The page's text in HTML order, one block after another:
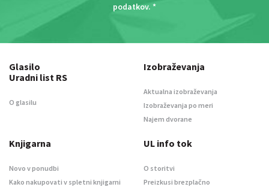
podatkov. *
Glasilo
Uradni list RS
O glasilu
Izobraževanja
Aktualna izobraževanja
Izobraževanja po meri
Najem dvorane
Knjigarna
Novo v ponudbi
Kako nakupovati v spletni knjigarni
UL info tok
O storitvi
Preizkusi brezplačno